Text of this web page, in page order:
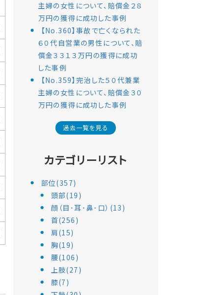
主婦の女性について、賠償金２８
万円の獲得に成功した事例
【No.360】事故で亡くなられた
６０代自営業の男性について、賠
償金３３１３万円の獲得に成功
した事例
【No.359】完治した５０代兼業
主婦の女性について、賠償金３０
万円の獲得に成功した事例
過去一覧を見る
カテゴリーリスト
部位(357)
頭部(19)
顔（目･耳･鼻･口）(13)
首(256)
肩(15)
胸(19)
腰(106)
上肢(27)
膝(7)